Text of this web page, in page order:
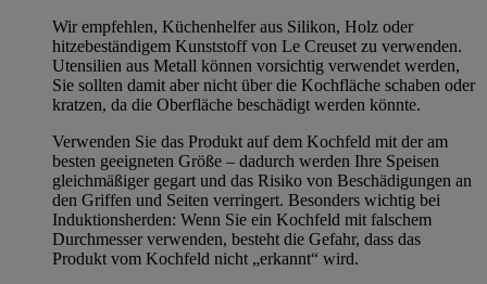
Wir empfehlen, Küchenhelfer aus Silikon, Holz oder
hitzebeständigem Kunststoff von Le Creuset zu verwenden.
Utensilien aus Metall können vorsichtig verwendet werden,
Sie sollten damit aber nicht über die Kochfläche schaben oder
kratzen, da die Oberfläche beschädigt werden könnte.
Verwenden Sie das Produkt auf dem Kochfeld mit der am
besten geeigneten Größe – dadurch werden Ihre Speisen
gleichmäßiger gegart und das Risiko von Beschädigungen an
den Griffen und Seiten verringert. Besonders wichtig bei
Induktionsherden: Wenn Sie ein Kochfeld mit falschem
Durchmesser verwenden, besteht die Gefahr, dass das
Produkt vom Kochfeld nicht „erkannt“ wird.